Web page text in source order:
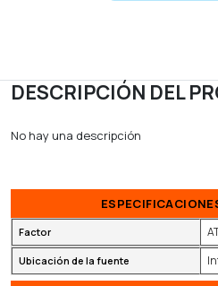
DESCRIPCIÓN DEL
No hay una descripción
Factor
Ubicación de la fuente